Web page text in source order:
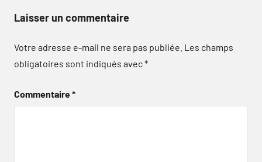
Laisser un commentaire
Votre adresse e-mail ne sera pas publiée. Les champs
obligatoires sont indiqués avec*
Commentaire*